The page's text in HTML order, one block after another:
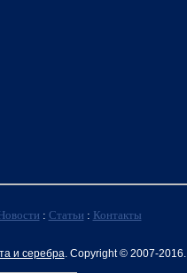
: Статьи : Контакты
и серебра. Copyright © 2007-2016.